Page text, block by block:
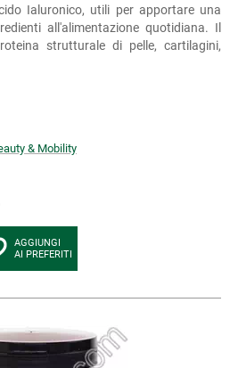
Ialuronico, utili per apportare una
all'alimentazione quotidiana. Il
strutturale di pelle, cartilagini,
& Mobility
AGGIUNGI
AI PREFERITI